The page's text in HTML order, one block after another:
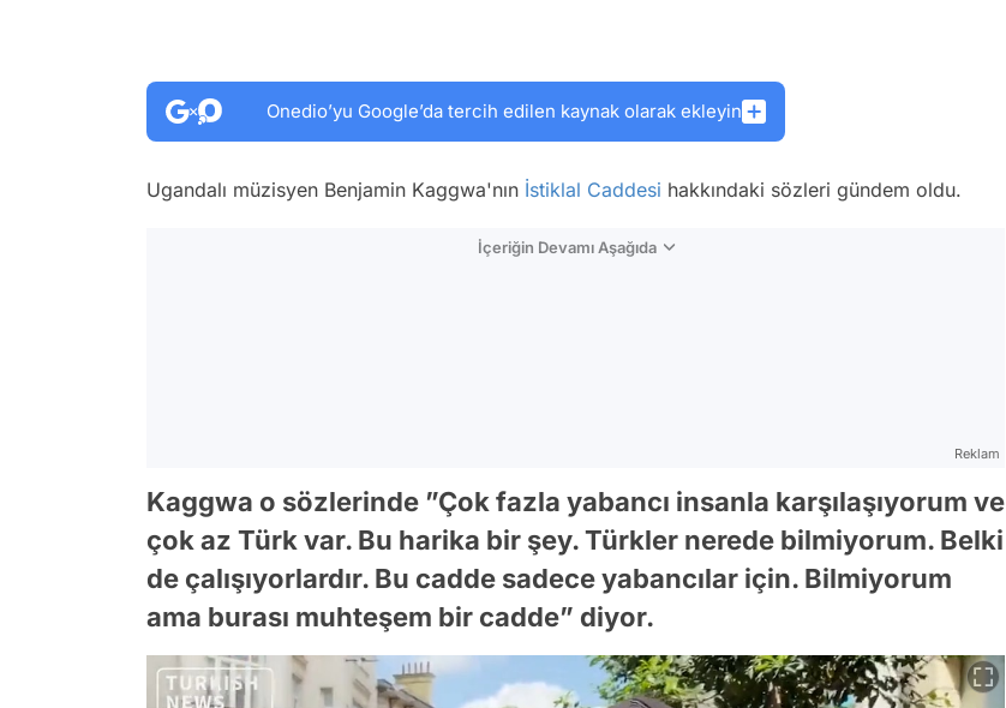
Onedio’yu Google’da tercih edilen kaynak olarak ekleyin
Ugandalı müzisyen Benjamin Kaggwa'nın İstiklal Caddesi hakkındaki sözleri gündem oldu.
İçeriğin Devamı Aşağıda
Reklam
Kaggwa o sözlerinde ”Çok fazla yabancı insanla karşılaşıyorum ve
çok az Türk var. Bu harika bir şey. Türkler nerede bilmiyorum. Belki
de çalışıyorlardır. Bu cadde sadece yabancılar için. Bilmiyorum
ama burası muhteşem bir cadde” diyor.